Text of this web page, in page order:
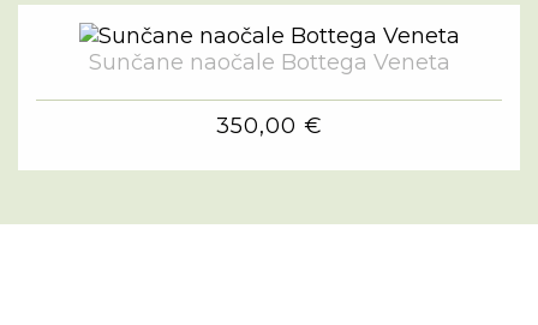
Sunčane naočale Bottega Veneta
350,00 €